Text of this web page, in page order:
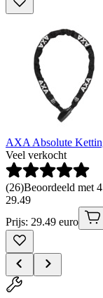
AXA Absolute
Veel verkocht
(26)Beoordeeld met
29.49
Prijs: 29.49 euro